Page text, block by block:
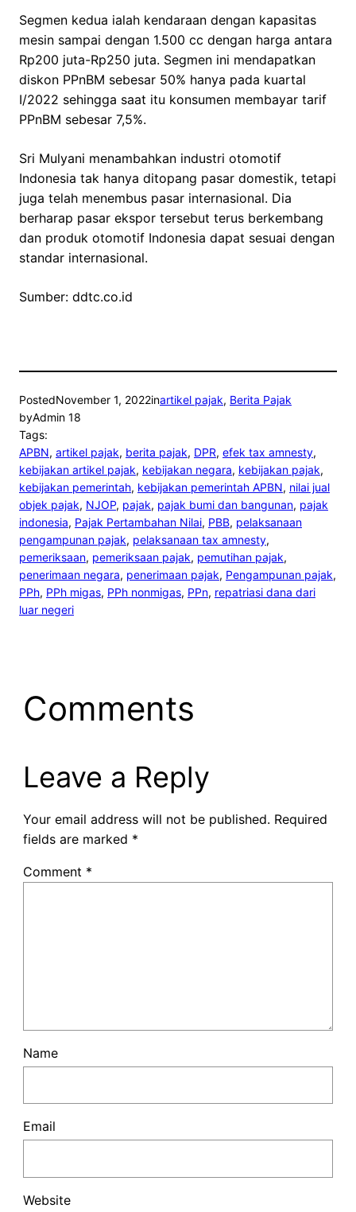
Segmen kedua ialah kendaraan dengan kapasitas
mesin sampai dengan 1.500 cc dengan harga antara
Rp200 juta-Rp250 juta. Segmen ini mendapatkan
diskon PPnBM sebesar 50% hanya pada kuartal
I/2022 sehingga saat itu konsumen membayar tarif
PPnBM sebesar 7,5%.
Sri Mulyani menambahkan industri otomotif
Indonesia tak hanya ditopang pasar domestik, tetapi
juga telah menembus pasar internasional. Dia
berharap pasar ekspor tersebut terus berkembang
dan produk otomotif Indonesia dapat sesuai dengan
standar internasional.
Sumber: ddtc.co.id
PostedNovember 1, 2022inartikel pajak, Berita Pajak
byAdmin 18
Tags:
APBN, artikel pajak, berita pajak, DPR, efek tax amnesty
kebijakan artikel pajak, kebijakan negara, kebijakan pajak
kebijakan pemerintah, kebijakan pemerintah APBN, nilai jual
objek pajak, NJOP, pajak, pajak bumi dan bangunan, pajak
indonesia, Pajak Pertambahan Nilai, PBB, pelaksanaan
pengampunan pajak, pelaksanaan tax amnesty
pemeriksaan, pemeriksaan pajak, pemutihan pajak
penerimaan negara, penerimaan pajak, Pengampunan pajak
PPh, PPh migas, PPh nonmigas, PPn, repatriasi dana dari
luar negeri
Comments
Leave a Reply
Your email address will not be published. Required
fields are marked *
Comment *
Name
Email
Website